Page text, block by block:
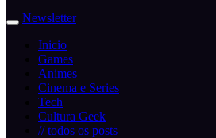
Newsletter
Inicio
Games
Animes
Cinema e Series
Tech
Cultura Geek
// todos os posts